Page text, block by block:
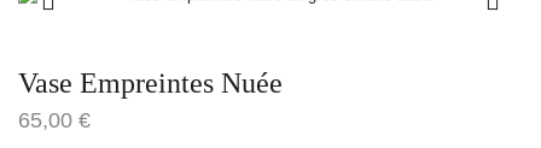
Vase Empreintes Nuée
65,00 €